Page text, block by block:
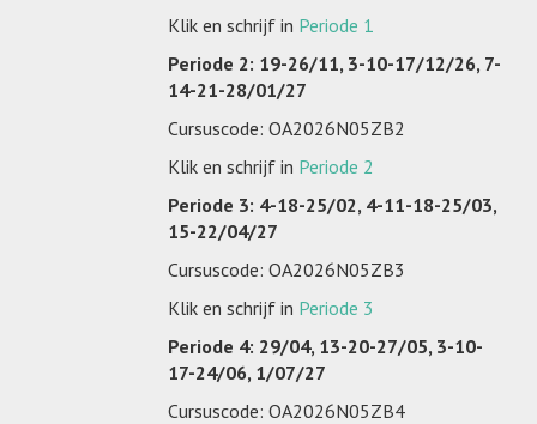
Klik en schrijf in Periode 1
Periode 2: 19-26/11, 3-10-17/12/26, 7-
14-21-28/01/27
Cursuscode: OA2026N05ZB2
Klik en schrijf in Periode 2
Periode 3: 4-18-25/02, 4-11-18-25/03,
15-22/04/27
Cursuscode: OA2026N05ZB3
Klik en schrijf in Periode 3
Periode 4: 29/04, 13-20-27/05, 3-10-
17-24/06, 1/07/27
Cursuscode: OA2026N05ZB4